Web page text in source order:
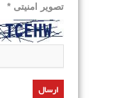
تصویر امنیتی *